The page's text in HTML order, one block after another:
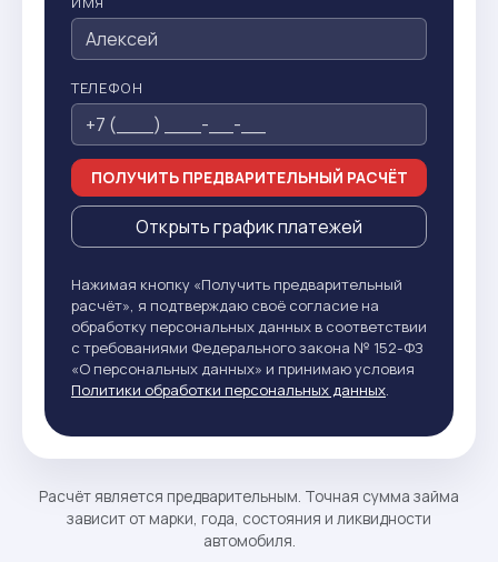
ТЕЛЕФОН
ПОЛУЧИТЬ ПРЕДВАРИТЕЛЬНЫЙ РАСЧЁТ
Открыть график платежей
Нажимая кнопку «Получить предварительный
расчёт», я подтверждаю своё согласие на
обработку персональных данных в соответствии
с требованиями Федерального закона № 152-ФЗ
«О персональных данных» и принимаю условия
Политики обработки персональных данных.
Расчёт является предварительным. Точная сумма займа
зависит от марки, года, состояния и ликвидности
автомобиля.